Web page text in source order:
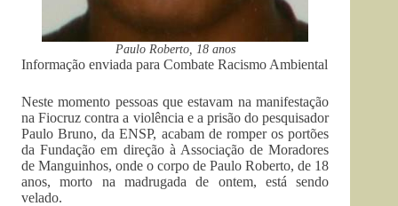
Paulo Roberto, 18 anos
Informação enviada para Combate Racismo Ambiental
Neste momento pessoas que estavam na manifestação
na Fiocruz contra a violência e a prisão do pesquisador
Paulo Bruno, da ENSP, acabam de romper os portões
da Fundação em direção à Associação de Moradores
de Manguinhos, onde o corpo de Paulo Roberto, de 18
anos, morto na madrugada de ontem, está sendo
velado.